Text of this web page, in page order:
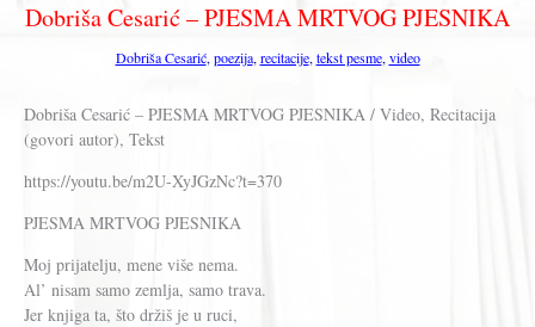
Dobriša Cesarić – PJESMA MRTVOG PJESNIKA
Dobriša Cesarić, poezija, recitacije, tekst pesme, video
Dobriša Cesarić – PJESMA MRTVOG PJESNIKA / Video, Recitacija
(govori autor), Tekst
https://youtu.be/m2U-XyJGzNc?t=370
PJESMA MRTVOG PJESNIKA
Moj prijatelju, mene više nema.
Al’ nisam samo zemlja, samo trava.
Jer knjiga ta, što držiš je u ruci,